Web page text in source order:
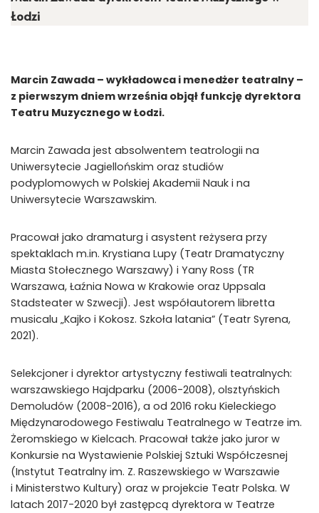
Łodzi
Marcin Zawada – wykładowca i menedżer teatralny –
z pierwszym dniem września objął funkcję dyrektora
Teatru Muzycznego w Łodzi.
Marcin Zawada jest absolwentem teatrologii na
Uniwersytecie Jagiellońskim oraz studiów
podyplomowych w Polskiej Akademii Nauk i na
Uniwersytecie Warszawskim.
Pracował jako dramaturg i asystent reżysera przy
spektaklach m.in. Krystiana Lupy (Teatr Dramatyczny
Miasta Stołecznego Warszawy) i Yany Ross (TR
Warszawa, Łaźnia Nowa w Krakowie oraz Uppsala
Stadsteater w Szwecji). Jest współautorem libretta
musicalu „Kajko i Kokosz. Szkoła latania” (Teatr Syrena,
2021).
Selekcjoner i dyrektor artystyczny festiwali teatralnych:
warszawskiego Hajdparku (2006-2008), olsztyńskich
Demoludów (2008-2016), a od 2016 roku Kieleckiego
Międzynarodowego Festiwalu Teatralnego w Teatrze im.
Żeromskiego w Kielcach. Pracował także jako juror w
Konkursie na Wystawienie Polskiej Sztuki Współczesnej
(Instytut Teatralny im. Z. Raszewskiego w Warszawie
i Ministerstwo Kultury) oraz w projekcie Teatr Polska. W
latach 2017-2020 był zastępcą dyrektora w Teatrze